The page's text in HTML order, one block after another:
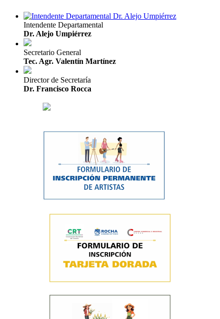
Intendente Departamental
Dr. Alejo Umpiérrez
Secretario General
Tec. Agr. Valentín Martínez
Director de Secretaría
Dr. Francisco Rocca